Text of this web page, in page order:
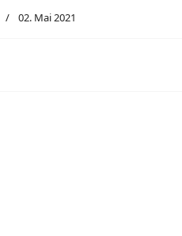
02. Mai 2021